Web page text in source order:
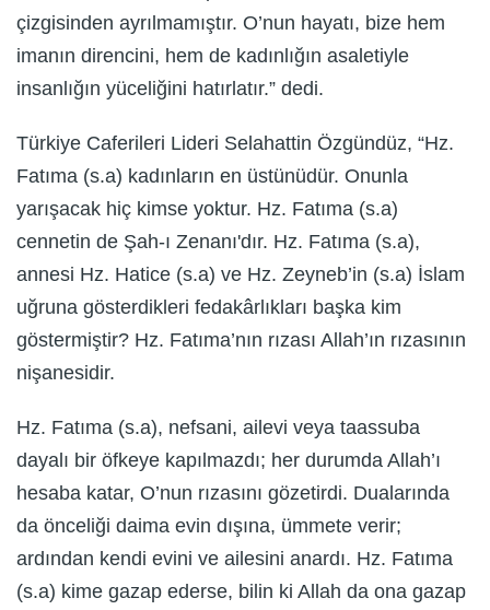
çizgisinden ayrılmamıştır. O’nun hayatı, bize hem
imanın direncini, hem de kadınlığın asaletiyle
insanlığın yüceliğini hatırlatır.” dedi.
Türkiye Caferileri Lideri Selahattin Özgündüz, “Hz.
Fatıma (s.a) kadınların en üstünüdür. Onunla
yarışacak hiç kimse yoktur. Hz. Fatıma (s.a)
cennetin de Şah-ı Zenanı'dır. Hz. Fatıma (s.a),
annesi Hz. Hatice (s.a) ve Hz. Zeyneb’in (s.a) İslam
uğruna gösterdikleri fedakârlıkları başka kim
göstermiştir? Hz. Fatıma’nın rızası Allah’ın rızasının
nişanesidir.
Hz. Fatıma (s.a), nefsani, ailevi veya taassuba
dayalı bir öfkeye kapılmazdı; her durumda Allah’ı
hesaba katar, O’nun rızasını gözetirdi. Dualarında
da önceliği daima evin dışına, ümmete verir;
ardından kendi evini ve ailesini anardı. Hz. Fatıma
(s.a) kime gazap ederse, bilin ki Allah da ona gazap